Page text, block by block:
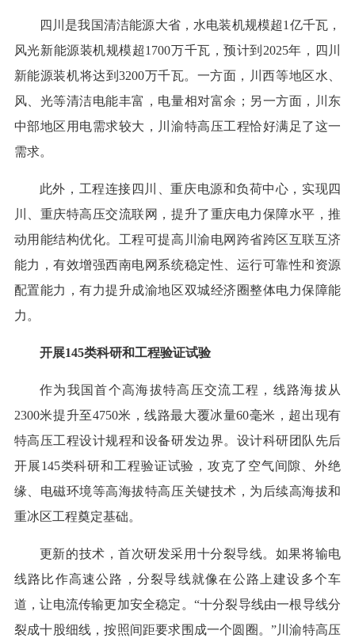
四川是我国清洁能源大省，水电装机规模超1亿千瓦，
风光新能源装机规模超1700万千瓦，预计到2025年，四川
新能源装机将达到3200万千瓦。一方面，川西等地区水、
风、光等清洁电能丰富，电量相对富余；另一方面，川东
中部地区用电需求较大，川渝特高压工程恰好满足了这一
需求。
此外，工程连接四川、重庆电源和负荷中心，实现四
川、重庆特高压交流联网，提升了重庆电力保障水平，推
动用能结构优化。工程可提高川渝电网跨省跨区互联互济
能力，有效增强西南电网系统稳定性、运行可靠性和资源
配置能力，有力提升成渝地区双城经济圈整体电力保障能
力。
开展145类科研和工程验证试验
作为我国首个高海拔特高压交流工程，线路海拔从
2300米提升至4750米，线路最大覆冰量60毫米，超出现有
特高压工程设计规程和设备研发边界。设计科研团队先后
开展145类科研和工程验证试验，攻克了空气间隙、外绝
缘、电磁环境等高海拔特高压关键技术，为后续高海拔和
重冰区工程奠定基础。
更新的技术，首次研发采用十分裂导线。如果将输电
线路比作高速公路，分裂导线就像在公路上建设多个车
道，让电流传输更加安全稳定。“十分裂导线由一根导线分
裂成十股细线，按照间距要求围成一个圆圈。”川渝特高压